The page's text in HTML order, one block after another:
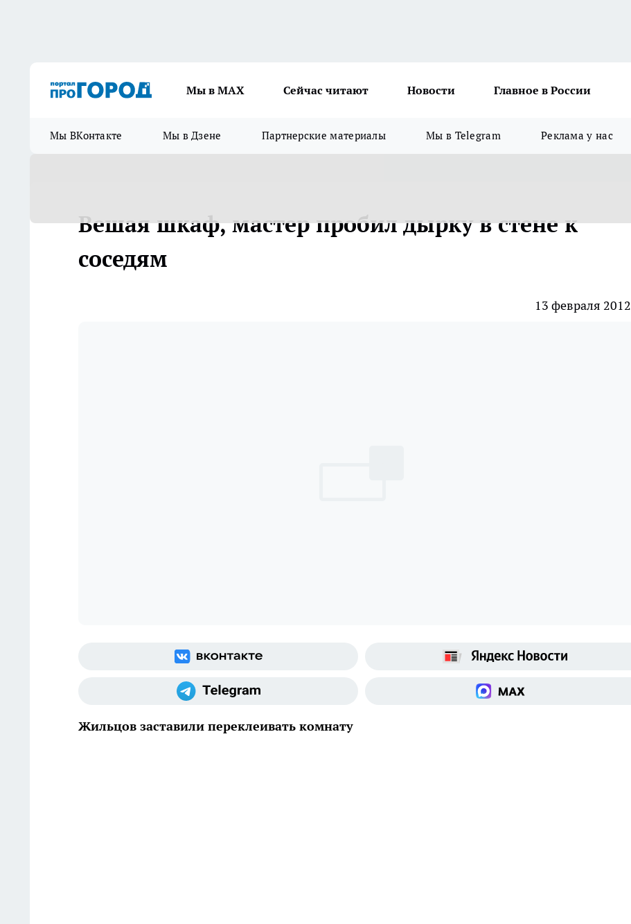
Мы в МАХ Сейчас читают Новости Главное в России
Мы ВКонтакте Мы в Дзене Партнерские материалы Мы в Telegram Реклама у нас
Вешая шкаф, мастер пробил дырку в стене к
соседям
13 февраля 2012
Жильцов заставили переклеивать комнату